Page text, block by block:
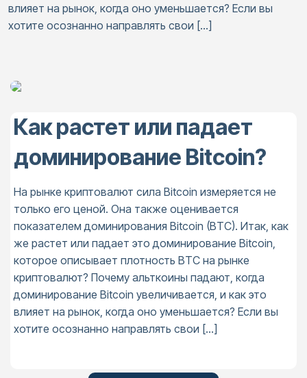
Language Русский
влияет на рынок, когда оно уменьшается? Если вы
хотите осознанно направлять свои […]
Как растет или падает
доминирование Bitcoin?
На рынке криптовалют сила Bitcoin измеряется не
только его ценой. Она также оценивается
показателем доминирования Bitcoin (BTC). Итак, как
же растет или падает это доминирование Bitcoin,
которое описывает плотность BTC на рынке
криптовалют? Почему альткоины падают, когда
доминирование Bitcoin увеличивается, и как это
влияет на рынок, когда оно уменьшается? Если вы
хотите осознанно направлять свои […]